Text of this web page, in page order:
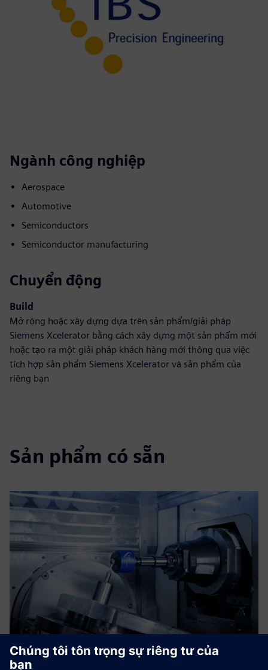
Ngành công nghiệp
Aerospace
Automotive
Semiconductors
Semiconductor manufacturing
Chuyển động
Build
Mở rộng hoặc xây dựng dựa trên sản phẩm/giải pháp
Siemens Xcelerator bằng cách xây dựng một sản phẩm mới
hoặc tạo ra một giải pháp khách hàng mới thông qua việc
tích hợp sản phẩm Siemens Xcelerator và sản phẩm của
riêng bạn
Sản phẩm có sẵn